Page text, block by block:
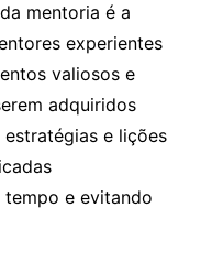
mentoria é a
experientes
valiosos e
adquiridos
estratégias e lições
tempo e evitando